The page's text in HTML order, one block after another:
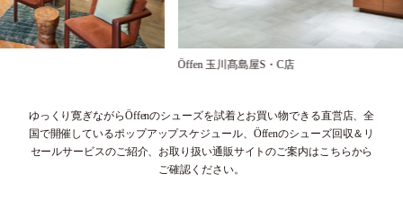
Öffen 玉川髙島屋S・C店
ゆっくり寛ぎながらÖffenのシューズを試着とお買い物できる直営店、全
国で開催しているポップアップスケジュール、 Öffenのシューズ回収＆リ
セールサービスのご紹介、 お取り扱い通販サイトのご案内はこちらから
ご確認ください。